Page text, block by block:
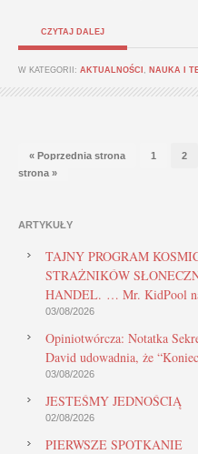
CZYTAJ DALEJ
W KATEGORII: AKTUALNOŚCI NAUKA I
« Poprzednia strona 1 2
strona »
ARTYKUŁY
TAJNY PROGRAM
STRAŻNIKÓW
HANDEL. … Mr. KidPool
03/08/2026
Opiniotwórcza: Notatka
David udowadnia, że
03/08/2026
JESTEŚMY JEDNOŚCIĄ
02/08/2026
PIERWSZE SPOTKANIE